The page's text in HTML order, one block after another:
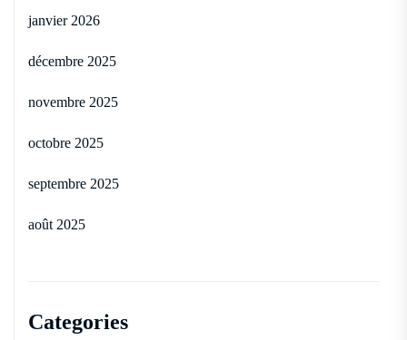
janvier 2026
décembre 2025
novembre 2025
octobre 2025
septembre 2025
août 2025
Categories